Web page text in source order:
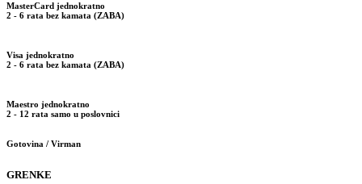
MasterCard jednokratno
2 - 6 rata bez kamata (ZABA)
Visa jednokratno
2 - 6 rata bez kamata (ZABA)
Maestro jednokratno
2 - 12 rata samo u poslovnici
Gotovina / Virman
GRENKE